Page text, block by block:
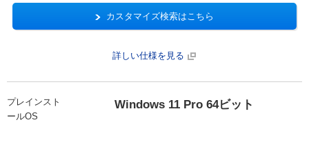
カスタマイズ検索はこちら
詳しい仕様を見る
プレインスト
ールOS
Windows 11 Pro 64ビット